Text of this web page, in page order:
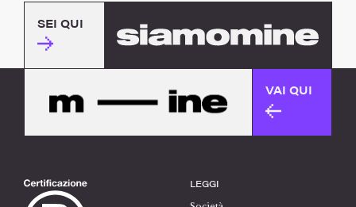
SEI QUI
VAI QUI
LEGGI